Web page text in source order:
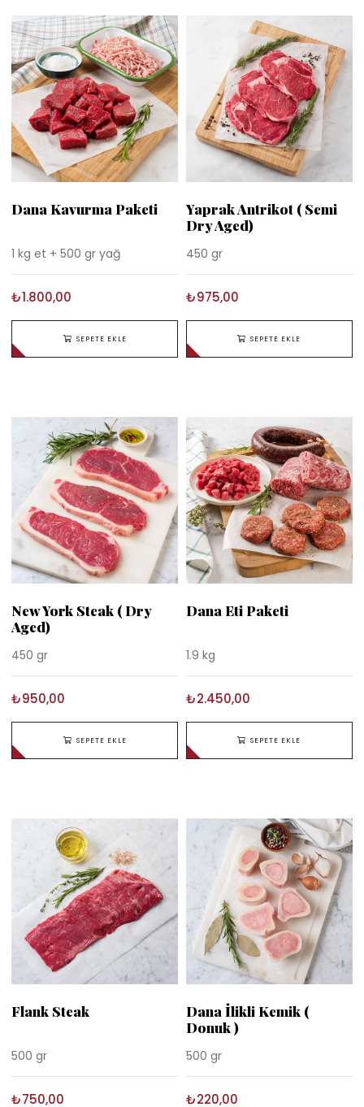
Dana Kavurma Paketi
1 kg et + 500 gr yağ
₺1.800,00
SEPETE EKLE
Yaprak Antrikot ( Semi
Dry Aged)
450 gr
₺975,00
SEPETE EKLE
New York Steak ( Dry
Aged)
450 gr
₺950,00
SEPETE EKLE
Dana Eti Paketi
1.9 kg
₺2.450,00
SEPETE EKLE
Flank Steak
500 gr
₺750,00
Dana İlikli Kemik (
Donuk )
500 gr
₺220,00